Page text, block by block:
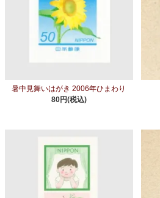
暑中見舞いはがき 2006年ひまわり
80円(税込)